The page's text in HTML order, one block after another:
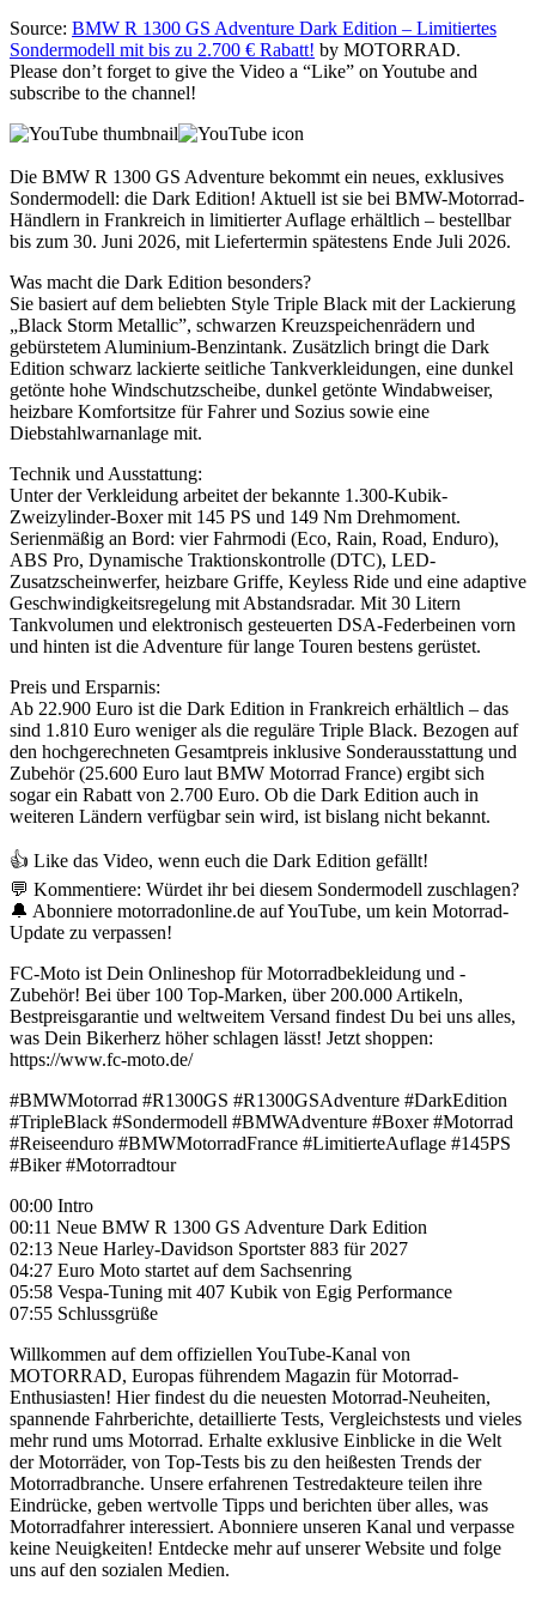
Source: BMW R 1300 GS Adventure Dark Edition – Limitiertes
Sondermodell mit bis zu 2.700 € Rabatt! by MOTORRAD.
Please don’t forget to give the Video a “Like” on Youtube and
subscribe to the channel!
Die BMW R 1300 GS Adventure bekommt ein neues, exklusives
Sondermodell: die Dark Edition! Aktuell ist sie bei BMW-Motorrad-
Händlern in Frankreich in limitierter Auflage erhältlich – bestellbar
bis zum 30. Juni 2026, mit Liefertermin spätestens Ende Juli 2026.
Was macht die Dark Edition besonders?
Sie basiert auf dem beliebten Style Triple Black mit der Lackierung
„Black Storm Metallic”, schwarzen Kreuzspeichenrädern und
gebürstetem Aluminium-Benzintank. Zusätzlich bringt die Dark
Edition schwarz lackierte seitliche Tankverkleidungen, eine dunkel
getönte hohe Windschutzscheibe, dunkel getönte Windabweiser,
heizbare Komfortsitze für Fahrer und Sozius sowie eine
Diebstahlwarnanlage mit.
Technik und Ausstattung:
Unter der Verkleidung arbeitet der bekannte 1.300-Kubik-
Zweizylinder-Boxer mit 145 PS und 149 Nm Drehmoment.
Serienmäßig an Bord: vier Fahrmodi (Eco, Rain, Road, Enduro),
ABS Pro, Dynamische Traktionskontrolle (DTC), LED-
Zusatzscheinwerfer, heizbare Griffe, Keyless Ride und eine adaptive
Geschwindigkeitsregelung mit Abstandsradar. Mit 30 Litern
Tankvolumen und elektronisch gesteuerten DSA-Federbeinen vorn
und hinten ist die Adventure für lange Touren bestens gerüstet.
Preis und Ersparnis:
Ab 22.900 Euro ist die Dark Edition in Frankreich erhältlich – das
sind 1.810 Euro weniger als die reguläre Triple Black. Bezogen auf
den hochgerechneten Gesamtpreis inklusive Sonderausstattung und
Zubehör (25.600 Euro laut BMW Motorrad France) ergibt sich
sogar ein Rabatt von 2.700 Euro. Ob die Dark Edition auch in
weiteren Ländern verfügbar sein wird, ist bislang nicht bekannt.
👍 Like das Video, wenn euch die Dark Edition gefällt!
💬 Kommentiere: Würdet ihr bei diesem Sondermodell zuschlagen?
🔔 Abonniere motorradonline.de auf YouTube, um kein Motorrad-
Update zu verpassen!
FC-Moto ist Dein Onlineshop für Motorradbekleidung und -
Zubehör! Bei über 100 Top-Marken, über 200.000 Artikeln,
Bestpreisgarantie und weltweitem Versand findest Du bei uns alles,
was Dein Bikerherz höher schlagen lässt! Jetzt shoppen:
https://www.fc-moto.de/
#BMWMotorrad #R1300GS #R1300GSAdventure #DarkEdition
#TripleBlack #Sondermodell #BMWAdventure #Boxer #Motorrad
#Reiseenduro #BMWMotorradFrance #LimitierteAuflage #145PS
#Biker #Motorradtour
00:00 Intro
00:11 Neue BMW R 1300 GS Adventure Dark Edition
02:13 Neue Harley-Davidson Sportster 883 für 2027
04:27 Euro Moto startet auf dem Sachsenring
05:58 Vespa-Tuning mit 407 Kubik von Egig Performance
07:55 Schlussgrüße
Willkommen auf dem offiziellen YouTube-Kanal von
MOTORRAD, Europas führendem Magazin für Motorrad-
Enthusiasten! Hier findest du die neuesten Motorrad-Neuheiten,
spannende Fahrberichte, detaillierte Tests, Vergleichstests und vieles
mehr rund ums Motorrad. Erhalte exklusive Einblicke in die Welt
der Motorräder, von Top-Tests bis zu den heißesten Trends der
Motorradbranche. Unsere erfahrenen Testredakteure teilen ihre
Eindrücke, geben wertvolle Tipps und berichten über alles, was
Motorradfahrer interessiert. Abonniere unseren Kanal und verpasse
keine Neuigkeiten! Entdecke mehr auf unserer Website und folge
uns auf den sozialen Medien.